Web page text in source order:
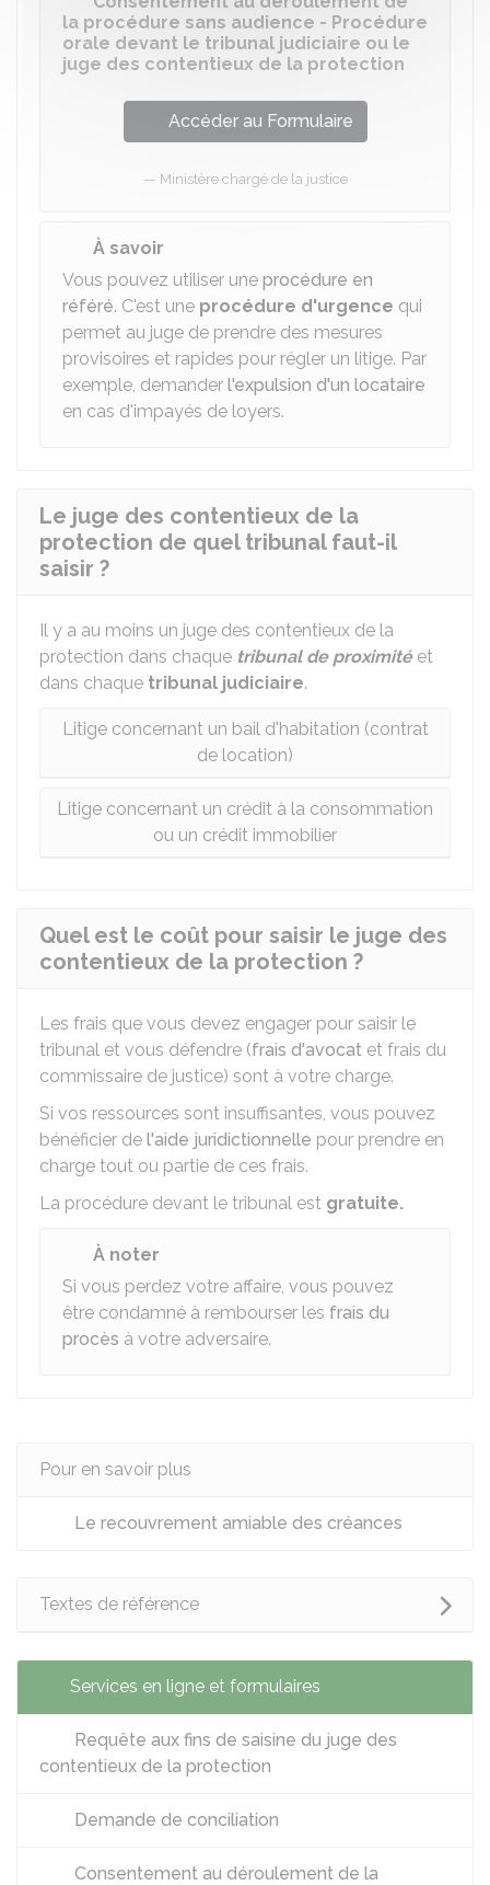
la procédure sans audience - Procédure
orale devant le tribunal judiciaire ou le
juge des contentieux de la protection
Accéder au Formulaire
Ministère chargé de la justice
À savoir
Vous pouvez utiliser une procédure en
référé. C'est une procédure d'urgence qui
permet au juge de prendre des mesures
provisoires et rapides pour régler un litige. Par
exemple, demander l'expulsion d'un locataire
en cas d'impayés de loyers.
Le juge des contentieux de la
protection de quel tribunal faut-il
saisir ?
Il y a au moins un juge des contentieux de la
protection dans chaque tribunal de proximitéet
dans chaque tribunal judiciaire.
Litige concernant un bail d'habitation (contrat
de location)
Litige concernant un crédit à la consommation
ou un crédit immobilier
Quel est le coût pour saisir le juge des
contentieux de la protection ?
Les frais que vous devez engager pour saisir le
tribunal et vous défendre (frais d'avocat et frais du
commissaire de justice) sont à votre charge.
Si vos ressources sont insuffisantes, vous pouvez
bénéficier de l'aide juridictionnelle pour prendre en
charge tout ou partie de ces frais.
La procédure devant le tribunal est gratuite.
À noter
Si vous perdez votre affaire, vous pouvez
être condamné à rembourser les frais du
procès à votre adversaire.
Pour en savoir plus
Le recouvrement amiable des créances
Textes de référence
Services en ligne et formulaires
Requête aux fins de saisine du juge des
contentieux de la protection
Demande de conciliation
Consentement au déroulement de la